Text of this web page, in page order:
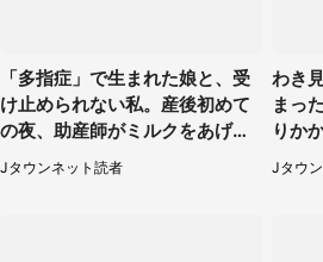
「多指症」で生まれた娘と、受
け止められない私。産後初めて
の夜、助産師がミルクをあげて
るのを見て...（静岡県・20代女
性）
Jタウンネット読者
わき
まっ
りか
てい
Jタウ